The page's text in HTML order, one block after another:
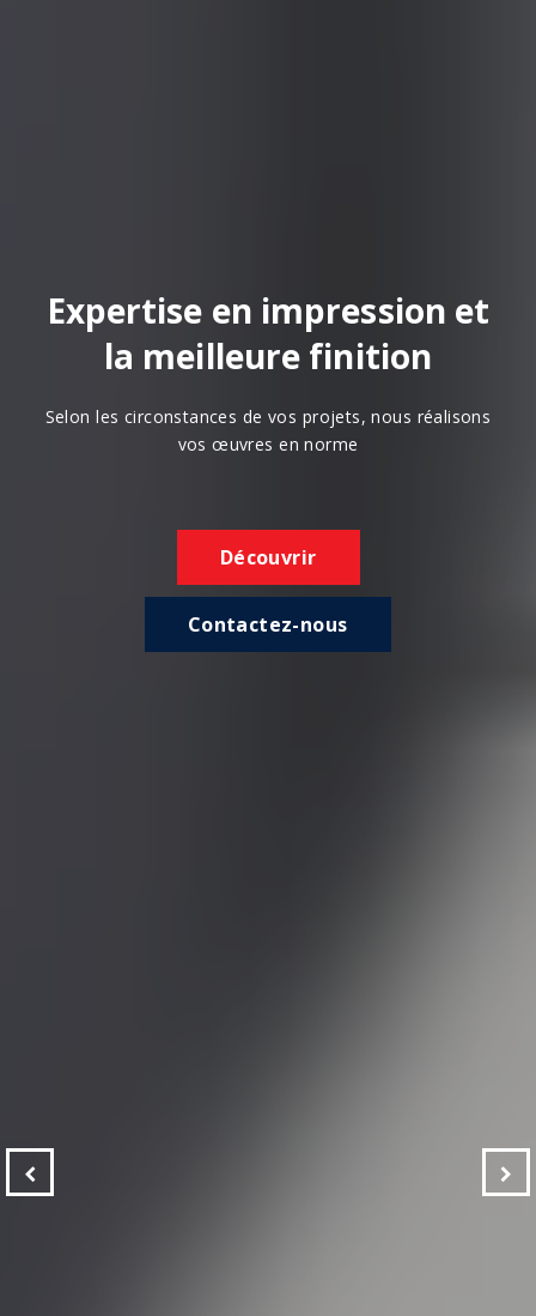
Expertise en impression et
la meilleure finition
Selon les circonstances de vos projets, nous réalisons
vos œuvres en norme
Découvrir
Contactez-nous